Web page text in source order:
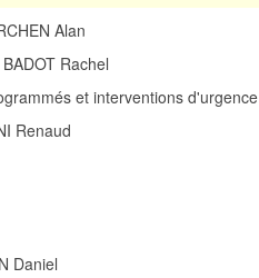
Alan
Rachel
et interventions d'urgence
Renaud
Daniel